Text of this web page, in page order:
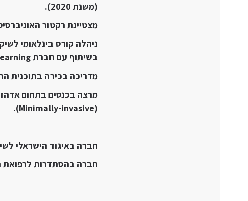
(משנת 2020).
מצטיינת רקטור
ניהלה קורס בינלאומי
בשיתוף עם חברת Health Care Learning הבריטית (שנת 2018).
מדריכה בכירה בתוכנית
(Minimally-invasive).
חברה באיגוד הישראלי
חברה בהסתדרות לרפואת